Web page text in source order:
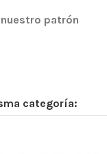
patrón
categoría: